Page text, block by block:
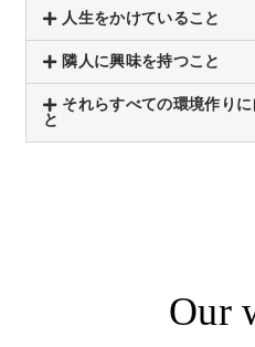
人生をかけていること
隣人に興味を持つこと
それらすべての環境作り
と
Our